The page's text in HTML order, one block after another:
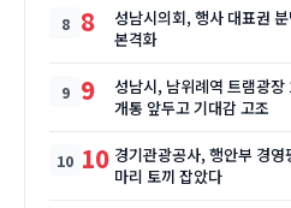
8
성남시의회, 행사 대표권
본격화
9
성남시, 남위례역 트램광
개통 앞두고 기대감 고조
10 경기관광공사, 행안부 경
마리 토끼 잡았다